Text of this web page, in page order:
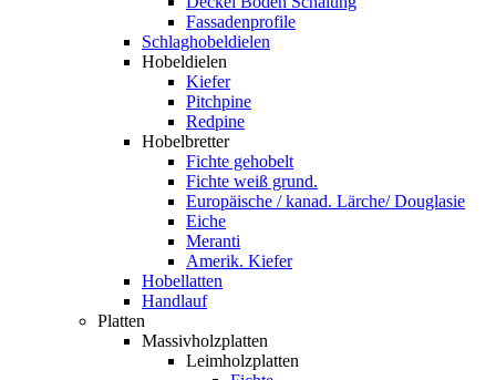
Fassadenprofile
Schlaghobeldielen
Hobeldielen
Kiefer
Pitchpine
Redpine
Hobelbretter
Fichte gehobelt
Fichte weiß grund.
Europäische / kanad. Lärche/ Douglasie
Eiche
Meranti
Amerik. Kiefer
Hobellatten
Handlauf
Platten
Massivholzplatten
Leimholzplatten